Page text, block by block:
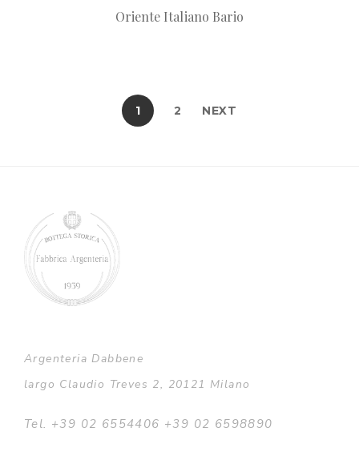
Oriente Italiano Bario
1 2 NEXT
Argenteria Dabbene
largo Claudio Treves 2, 20121 Milano
Tel. +39 02 6554406 +39 02 6598890